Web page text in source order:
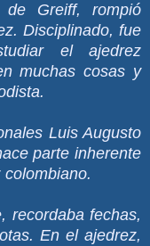
de Greiff, rompió
Disciplinado, fue
el ajedrez
muchas cosas y
Luis Augusto
parte inherente
recordaba fechas,
En el ajedrez,